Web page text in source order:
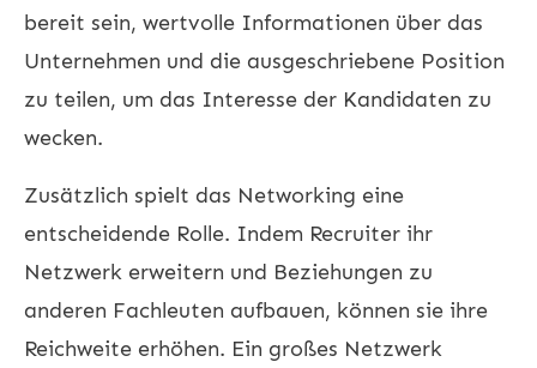
bereit sein, wertvolle Informationen über das
Unternehmen und die ausgeschriebene Position
zu teilen, um das Interesse der Kandidaten zu
wecken.
Zusätzlich spielt das Networking eine
entscheidende Rolle. Indem Recruiter ihr
Netzwerk erweitern und Beziehungen zu
anderen Fachleuten aufbauen, können sie ihre
Reichweite erhöhen. Ein großes Netzwerk